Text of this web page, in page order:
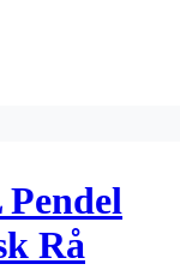
Pendel
Rå